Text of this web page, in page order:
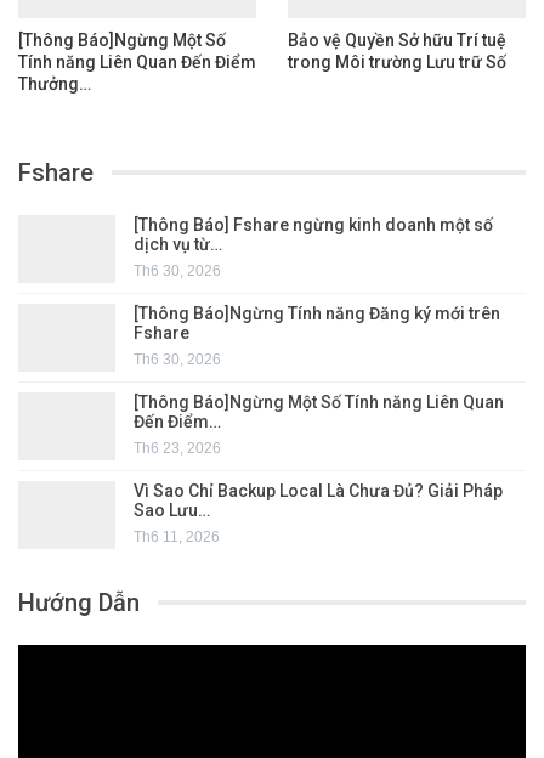
[Thông Báo]Ngừng Một Số
Tính năng Liên Quan Đến Điểm
Thưởng…
Bảo vệ Quyền Sở hữu Trí tuệ
trong Môi trường Lưu trữ Số
Fshare
[Thông Báo] Fshare ngừng kinh doanh một số
dịch vụ từ…
Th6 30, 2026
[Thông Báo]Ngừng Tính năng Đăng ký mới trên
Fshare
Th6 30, 2026
[Thông Báo]Ngừng Một Số Tính năng Liên Quan
Đến Điểm…
Th6 23, 2026
Vì Sao Chỉ Backup Local Là Chưa Đủ? Giải Pháp
Sao Lưu…
Th6 11, 2026
Hướng Dẫn